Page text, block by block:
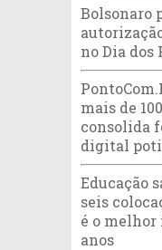
Bolsonaro
no Dia dos
mais de
consolida
digital
Educação
seis
é o
anos